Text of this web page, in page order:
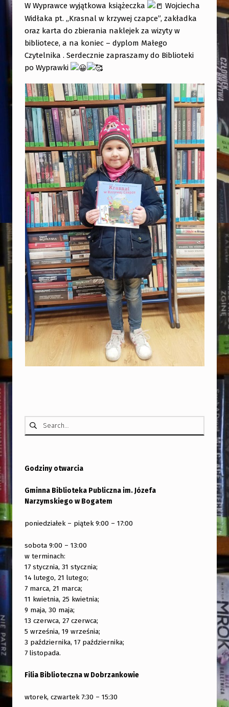
E
K
T
„
M
A
Ł
A
K
S
I
Ą
Ż
K
A
W
I
E
L
K
I
C
Z
Ł
E
W Wyprawce wyjątkowa książeczka
Wojciecha
Widłaka pt. „Krasnal w krzywej czapce”, zakładka
oraz karta do zbierania naklejek za wizyty w
bibliotece, a na koniec – dyplom Małego
Czytelnika . Serdecznie zapraszamy do Biblioteki
po Wyprawki
Szukaj:
Godziny otwarcia
Gminna Biblioteka Publiczna im. Józefa
Narzymskiego w Bogatem
poniedziałek – piątek 9:00 – 17:00
sobota 9:00 – 13:00
w terminach:
17 stycznia, 31 stycznia;
14 lutego, 21 lutego;
7 marca, 21 marca;
11 kwietnia, 25 kwietnia;
9 maja, 30 maja;
13 czerwca, 27 czerwca;
5 września, 19 września;
3 października, 17 października;
7 listopada.
Filia Biblioteczna w Dobrzankowie
wtorek, czwartek 7:30 – 15:30